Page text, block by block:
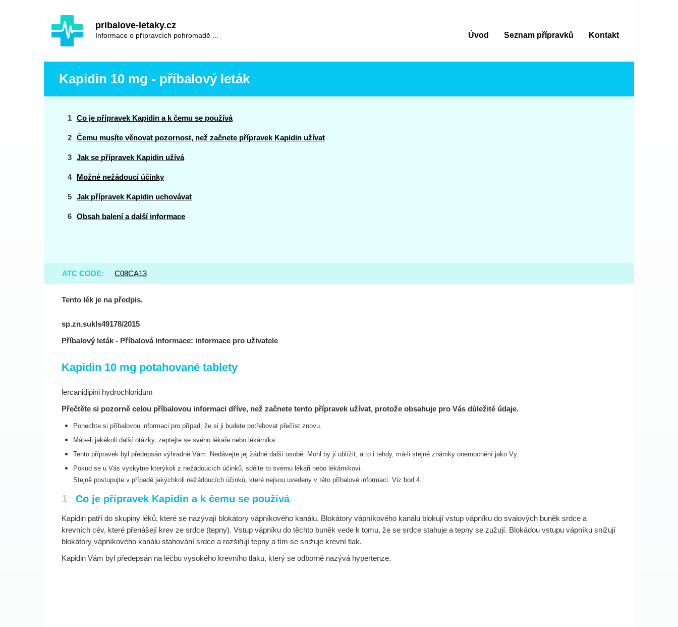
pribalove-letaky.cz
Informace o přípravcích pohromadě ...
Hlavní
navigace
Úvod Seznam přípravků Kontakt
Kapidin 10 mg - příbalový leták
Co je přípravek Kapidin a k čemu se používá
Čemu musíte věnovat pozornost, než začnete přípravek Kapidin užívat
Jak se přípravek Kapidin užívá
Možné nežádoucí účinky
Jak přípravek Kapidin uchovávat
Obsah balení a další informace
ATC CODE: C08CA13
Tento lék je na předpis.
sp.zn.sukls49178/2015
Příbalový leták - Příbalová informace: informace pro uživatele
Kapidin 10 mg potahované tablety
lercanidipini hydrochloridum
Přečtěte si pozorně celou příbalovou informaci dříve, než začnete tento přípravek užívat, protože obsahuje pro Vás důležité údaje.
Ponechte si příbalovou informaci pro případ, že si ji budete potřebovat přečíst znovu.
Máte-li jakékoli další otázky, zeptejte se svého lékaře nebo lékárníka.
Tento přípravek byl předepsán výhradně Vám. Nedávejte jej žádné další osobě. Mohl by jí ublížit, ato i tehdy, má-li stejné známky onemocnění jako Vy.
Pokud se u Vás vyskytne kterýkoli z nežádoucích účinků, sdělte to svému lékaři nebo lékárníkovi.
Stejně postupujte v případě jakýchkoli nežádoucích účinků, které nejsou uvedeny v této příbalové informaci. Viz bod 4.
1 Co je přípravek Kapidin a k čemu se používá
Kapidin patří do skupiny léků, které se nazývají blokátory vápníkového kanálu. Blokátory vápníkového kanálu blokují vstup vápníku do svalových buněk srdce a
krevních cév, které přenášejí krev ze srdce (tepny). Vstup vápníku do těchto buněk vede k tomu, že se srdce stahuje a tepny se zužují. Blokádou vstupu vápníku snižují
blokátory vápníkového kanálu stahování srdce a rozšiřují tepny a tím se snižuje krevní tlak.
Kapidin Vám byl předepsán na léčbu vysokého krevního tlaku, který se odborně nazývá hypertenze.